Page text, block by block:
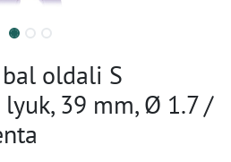
bal oldali S
39 mm, Ø 1.7 /